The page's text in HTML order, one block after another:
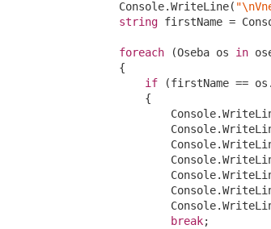
            Console.WriteLine(
string firstName =
foreach (Oseba os in
            {
if (firstName ==
                {
break;